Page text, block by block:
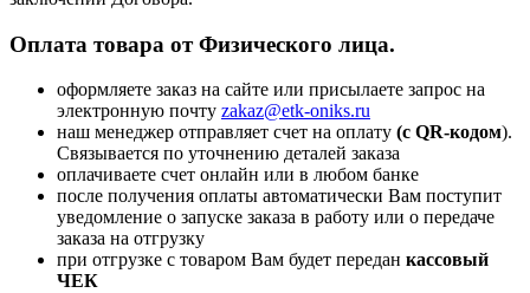
Оплата товара от Физического лица.
оформляете заказ на сайте или присылаете запрос на
электронную почту zakaz@etk-oniks.ru
наш менеджер отправляет счет на оплату (с QR-кодом).
Связывается по уточнению деталей заказа
оплачиваете счет онлайн или в любом банке
после получения оплаты автоматически Вам поступит
уведомление о запуске заказа в работу или о передаче
заказа на отгрузку
при отгрузке с товаром Вам будет передан кассовый
ЧЕК